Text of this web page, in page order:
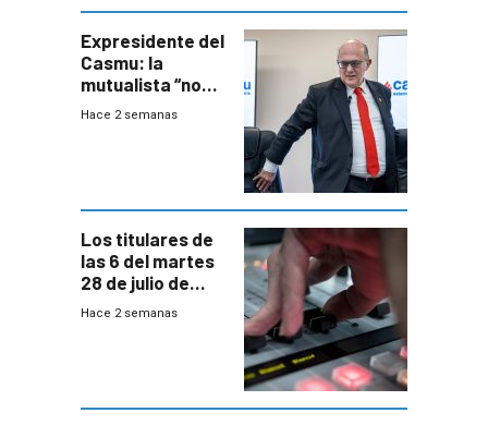
seguridad
Expresidente del
Casmu: la
mutualista “no
está para pagar”
Hace 2 semanas
Los titulares de
las 6 del martes
28 de julio de
2026
Hace 2 semanas